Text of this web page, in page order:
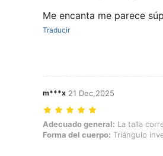
Me encanta me parece
Traducir
m***x 21 Dec,2025
Adecuado general: La talla
Adecuado general: La talla
Forma del cuerpo: Triángulo